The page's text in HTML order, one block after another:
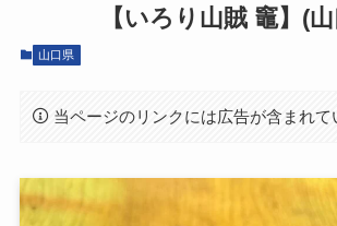
【いろり山賊 竈】(
山口県
当ページのリンクには広告が含まれて